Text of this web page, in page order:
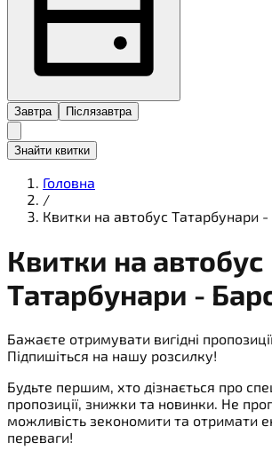
Завтра Післязавтра
Знайти квитки
Головна
/
Квитки на автобус Татарбунари
Квитки на автобус
Татарбунари -
Бажаєте отримувати вигідні
Підпишіться на нашу розсилку!
Будьте першим, хто дізнається про
пропозиції, знижки та новинки. Не
можливість зекономити та отримати
переваги!